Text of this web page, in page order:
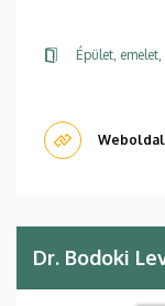
Épület,
Weboldal
Dr. Bodoki